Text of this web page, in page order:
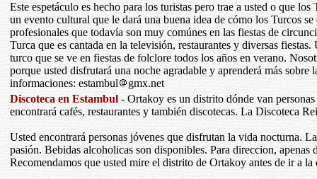
Este espetáculo es hecho para los turistas pero trae a usted o que
un evento cultural que le dará una buena idea de cómo los Turcos
profesionales que todavía son muy comúnes en las fiestas de
Turca que es cantada en la televisión, restaurantes y diversas
turco que se ve en fiestas de folclore todos los años en verano.
porque usted disfrutará una noche agradable y aprenderá más
informaciones: estambul
gmx.net
Discoteca en Estambul - Ortakoy es un distrito dónde van
encontrará cafés, restaurantes y también discotecas. La Discoteca
Usted encontrará personas jóvenes que disfrutan la vida nocturna.
pasión. Bebidas alcoholicas son disponibles. Para direccion,
Recomendamos que usted mire el distrito de Ortakoy antes de ir a la